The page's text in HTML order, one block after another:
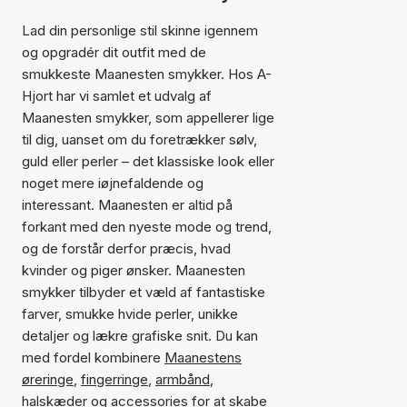
Lad din personlige stil skinne igennem
og opgradér dit outfit med de
smukkeste Maanesten smykker. Hos A-
Hjort har vi samlet et udvalg af
Maanesten smykker, som appellerer lige
til dig, uanset om du foretrækker sølv,
guld eller perler – det klassiske look eller
noget mere iøjnefaldende og
interessant. Maanesten er altid på
forkant med den nyeste mode og trend,
og de forstår derfor præcis, hvad
kvinder og piger ønsker. Maanesten
smykker tilbyder et væld af fantastiske
farver, smukke hvide perler, unikke
detaljer og lækre grafiske snit. Du kan
med fordel kombinere Maanestens
øreringe, fingerringe, armbånd,
halskæder og accessories for at skabe